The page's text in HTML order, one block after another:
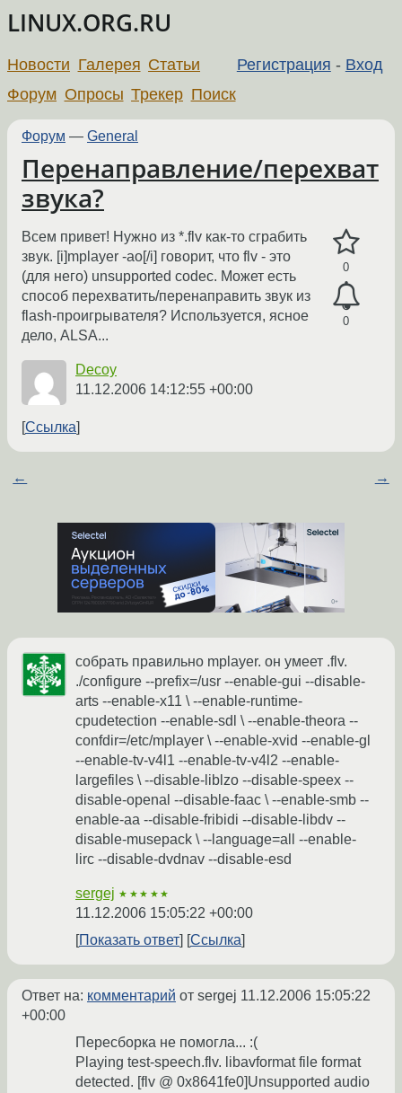
LINUX.ORG.RU
Регистрация - Вход
Новости Галерея Статьи
Форум Опросы Трекер Поиск
Форум — General
Перенаправление/перехват
звука?
0
0
Всем привет! Нужно из *.flv как-то сграбить
звук. [i]mplayer -ao[/i] говорит, что flv - это
(для него) unsupported codec. Может есть
способ перехватить/перенаправить звук из
flash-проигрывателя? Используется, ясное
дело, ALSA...
Decoy
11.12.2006 14:12:55 +00:00
Ссылка
← →
собрать правильно mplayer. он умеет .flv.
./configure --prefix=/usr --enable-gui --disable-
arts --enable-x11 \ --enable-runtime-
cpudetection --enable-sdl \ --enable-theora --
confdir=/etc/mplayer \ --enable-xvid --enable-gl
--enable-tv-v4l1 --enable-tv-v4l2 --enable-
largefiles \ --disable-liblzo --disable-speex --
disable-openal --disable-faac \ --enable-smb --
enable-aa --disable-fribidi --disable-libdv --
disable-musepack \ --language=all --enable-
lirc --disable-dvdnav --disable-esd
sergej ★★★★★
11.12.2006 15:05:22 +00:00
Показать ответ
Ссылка
Ответ на: комментарий от sergej 11.12.2006 15:05:22
+00:00
Пересборка не помогла... :(
Playing test-speech.flv. libavformat file format
detected. [flv @ 0x8641fe0]Unsupported audio